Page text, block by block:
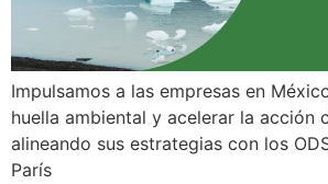
Impulsamos a las empresas en
huella ambiental y acelerar la acción
alineando sus estrategias con los
París